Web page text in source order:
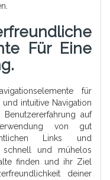
Für Eine
für
intuitive Navigation
auf
von gut
Links und
schnell und mühelos
finden und ihr Ziel
deiner